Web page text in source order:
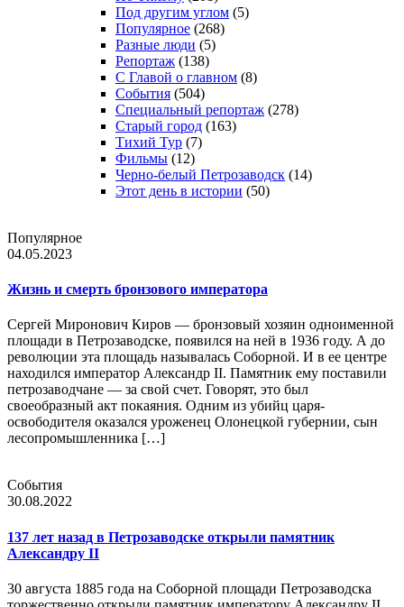
Под другим углом (5)
Популярное (268)
Разные люди (5)
Репортаж (138)
С Главой о главном (8)
События (504)
Специальный репортаж (278)
Старый город (163)
Тихий Тур (7)
Фильмы (12)
Черно-белый Петрозаводск (14)
Этот день в истории (50)
Популярное
04.05.2023
Жизнь и смерть бронзового императора
Сергей Миронович Киров — бронзовый хозяин одноименной
площади в Петрозаводске, появился на ней в 1936 году. А до
революции эта площадь называлась Соборной. И в ее центре
находился император Александр II. Памятник ему поставили
петрозаводчане — за свой счет. Говорят, это был
своеобразный акт покаяния. Одним из убийц царя-
освободителя оказался уроженец Олонецкой губернии, сын
лесопромышленника […]
События
30.08.2022
137 лет назад в Петрозаводске открыли памятник
Александру II
30 августа 1885 года на Соборной площади Петрозаводска